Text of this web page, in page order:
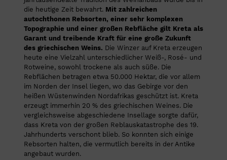
die heutige Zeit bewahrt. Mit zahlreichen
autochthonen Rebsorten, einer sehr komplexen
Topographie und einer großen Rebfläche gilt Kreta als
Garant und treibende Kraft für eine große Zukunft
des griechischen Weins. Die Winzer auf Kreta erzeugen
heute eine Vielzahl unterschiedlicher Weiß-, Rosé- und
Rotweine, sowohl trockene als auch süße. Die
Rebflächen betragen etwa 50.000 Hektar, die vor allem
im Norden der Insel liegen, wo das Gebirge vor den
heißen Wüstenwinden Nordafrikas geschützt ist. Kreta
erzeugt immerhin 20 % des griechischen Weines. Die
vergleichsweise abgeschiedene Insellage sorgte dafür,
dass Kreta von der großen Reblauskatastrophe des 19.
Jahrhunderts verschont blieb. So konnten sich einige
Rebsorten halten, die vermutlich bereits in der Antike
angebaut wurden.